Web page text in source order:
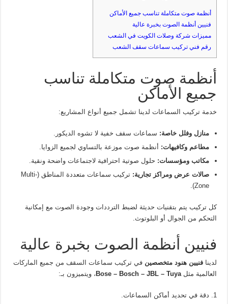
أنظمة صوت متكاملة تناسب جميع الأماكن
فنيين أنظمة الصوت بخبرة عالية
مميزات شركة وصلات الكويت في الشعب
رقم فني تركيب سماعات سقف الشعب
أنظمة صوت متكاملة تناسب
جميع الأماكن
خدمة تركيب السماعات لدينا تشمل جميع أنواع المشاريع:
منازل وفلل خاصة: سماعات سقف خفية لا تشوه الديكور.
مطاعم وكافيهات: أنظمة صوت موزعة بالتساوي لجميع الزوايا.
مكاتب ومؤسسات: حلول صوتية احترافية لاجتماعات واضحة ونقية.
صالات عرض ومراكز تجارية:
تركيب سماعات متعددة المناطق (Multi-
Zone).
كل تركيب يتم بتقنيات حديثة لضبط الترددات وجودة الصوت مع إمكانية
التحكم من الجوال أو البلوتوث.
فنيين أنظمة الصوت بخبرة عالية
لدينافنيين هنود متخصصين في تركيب سماعات السقف من جميع الماركات
العالمية مثلBose – Bosch – JBL – Tuya ، ويتميزون بـ:
دقة في تحديد أماكن السماعات.